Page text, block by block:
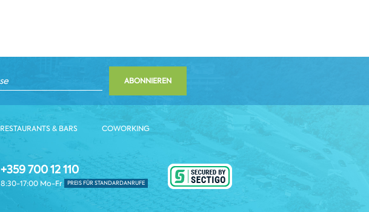
ABONNIEREN
RESTAURANTS & BARS COWORKING
+359 700 12 110
8:30-17:00 Mo-Fr PREIS FÜR STANDARDANRUFE